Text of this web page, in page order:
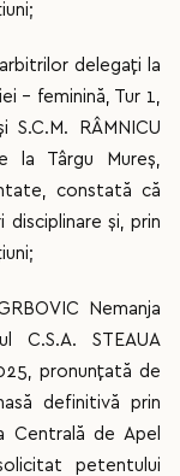
delegați la
- feminină, Tur 1,
S.C.M. RÂMNICU
la Târgu Mureș,
constată că
și, prin
Nemanja
C.S.A. STEAUA
pronunțată de
definitivă prin
Centrală de Apel
petentului